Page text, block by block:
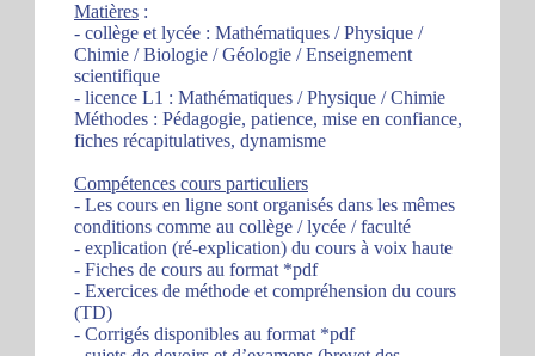
Matières :
- collège et lycée : Mathématiques / Physique /
Chimie / Biologie / Géologie / Enseignement
scientifique
- licence L1 : Mathématiques / Physique / Chimie
Méthodes : Pédagogie, patience, mise en confiance,
fiches récapitulatives, dynamisme
Compétences cours particuliers
- Les cours en ligne sont organisés dans les mêmes
conditions comme au collège / lycée / faculté
- explication (ré-explication) du cours à voix haute
- Fiches de cours au format *pdf
- Exercices de méthode et compréhension du cours
(TD)
- Corrigés disponibles au format *pdf